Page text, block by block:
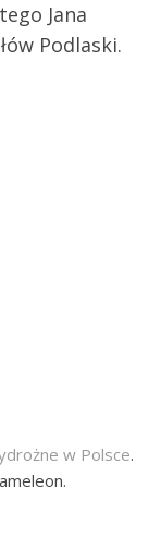
Jana
Podlaski.
w Polsce.